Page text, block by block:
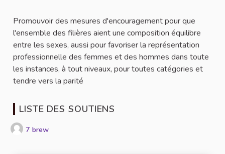
Promouvoir des mesures d'encouragement pour que
l'ensemble des filières aient une composition équilibre
entre les sexes, aussi pour favoriser la représentation
professionnelle des femmes et des hommes dans toute
les instances, à tout niveaux, pour toutes catégories et
tendre vers la parité
LISTE DES SOUTIENS
7 brew